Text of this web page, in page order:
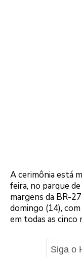
A cerimônia está
feira, no parque
margens da BR-
domingo (14),
em todas as cinco
Siga o